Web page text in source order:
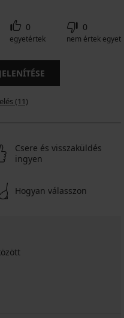
0
egyetértek
0
nem értek egyet
(11)
Csere és visszaküldés
ingyen
Hogyan válasszon